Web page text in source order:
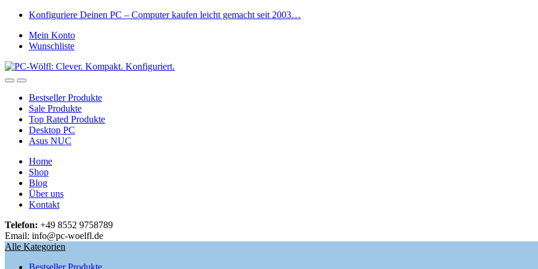
Skip
navigation
Skip
content
Konfiguriere Deinen PC – Computer kaufen leicht gemacht seit 2003…
Mein Konto
Wunschliste
OpenClose
Bestseller Produkte
Sale Produkte
Top Rated Produkte
Desktop PC
Asus NUC
Home
Shop
Blog
Über uns
Kontakt
Telefon: +49 8552 9758789
Email: info@pc-woelfl.de
Alle Kategorien
Bestseller Produkte